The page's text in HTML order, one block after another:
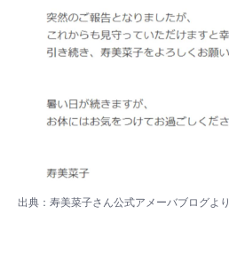
出典： 寿美菜子さん公式アメーバブログより